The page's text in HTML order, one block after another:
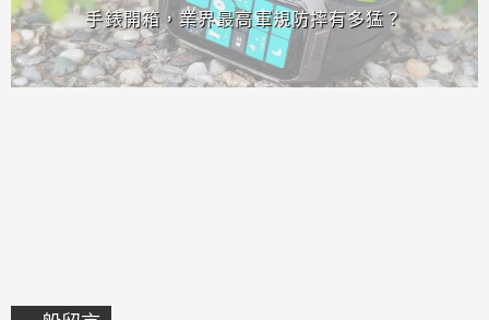
手錶開箱，業界最高軍規防摔有多猛？